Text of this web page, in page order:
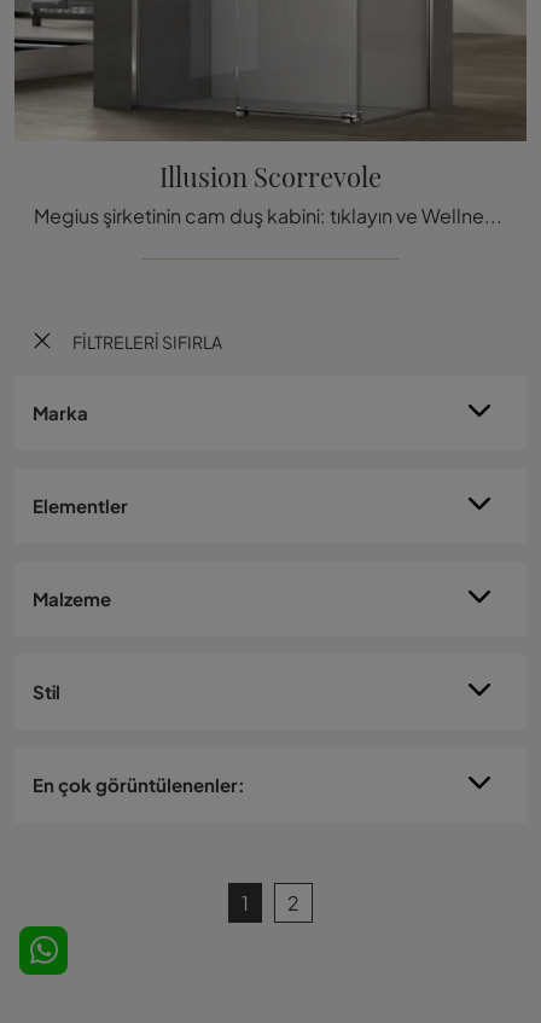
FILTRELERI SIFIRLA
Marka
Elementler
Malzeme
Stil
En çok görüntülenenler:
Illusion Scorrevole
Megius şirketinin cam duş kabini: tıklayın ve Wellness odası için modern Illusion Slide banyo mobilyalarını keşfedin.
1 2